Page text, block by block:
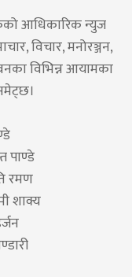
आधिकारिक न्युज
विचार, मनोरञ्जन,
विभिन्न आयामका
पाण्डे
रमण
शाक्य